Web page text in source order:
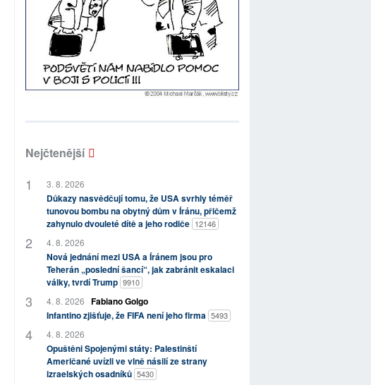
Nejčtenější
3. 8. 2026
Důkazy nasvědčují tomu, že USA svrhly téměř
tunovou bombu na obytný dům v Íránu, přičemž
zahynulo dvouleté dítě a jeho rodiče 12146
4. 8. 2026
Nová jednání mezi USA a Íránem jsou pro
Teherán „poslední šancí“, jak zabránit eskalaci
války, tvrdí Trump 9910
4. 8. 2026 Fabiano Golgo
Infantino zjišťuje, že FIFA není jeho firma 5493
4. 8. 2026
Opuštěni Spojenými státy: Palestinští
Američané uvízli ve vlně násilí ze strany
izraelských osadníků 5430